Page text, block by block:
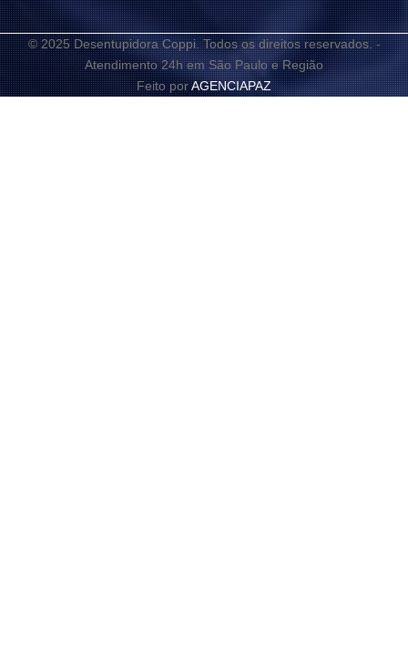
© 2025 Desentupidora Coppi. Todos os direitos reservados. -
Atendimento 24h em São Paulo e Região
Feito porAGENCIAPAZ